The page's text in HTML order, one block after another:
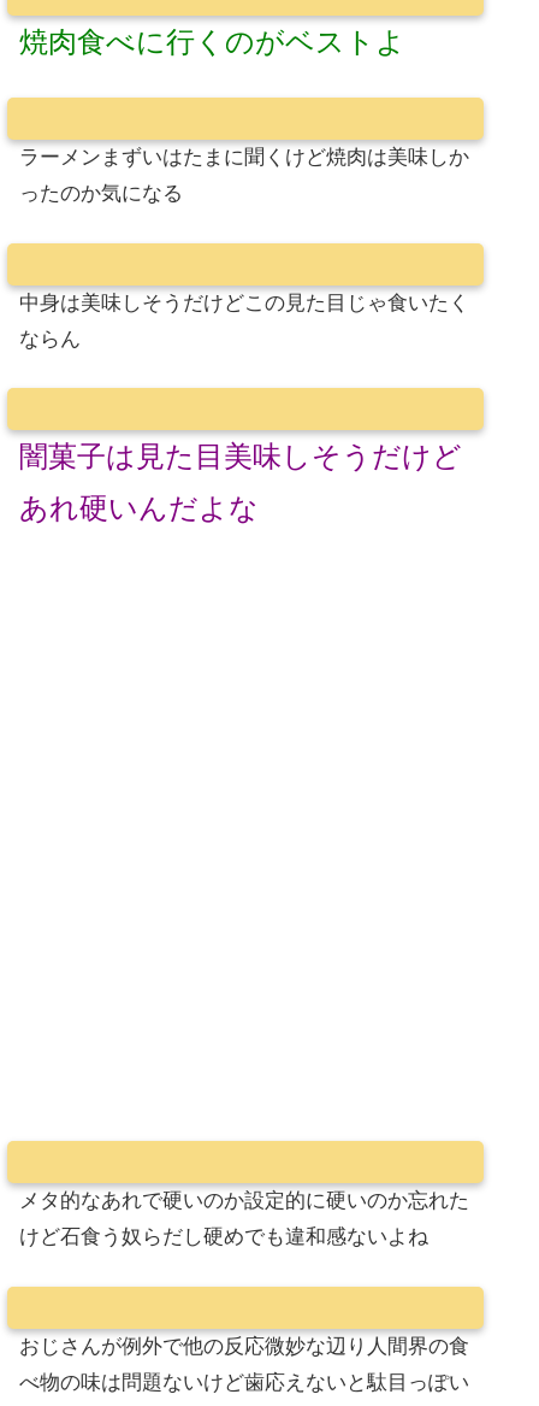
焼肉食べに行くのがベストよ
ラーメンまずいはたまに聞くけど焼肉は美味しか
ったのか気になる
中身は美味しそうだけどこの見た目じゃ食いたく
ならん
闇菓子は見た目美味しそうだけど
あれ硬いんだよな
メタ的なあれで硬いのか設定的に硬いのか忘れた
けど石食う奴らだし硬めでも違和感ないよね
おじさんが例外で他の反応微妙な辺り人間界の食
べ物の味は問題ないけど歯応えないと駄目っぽい